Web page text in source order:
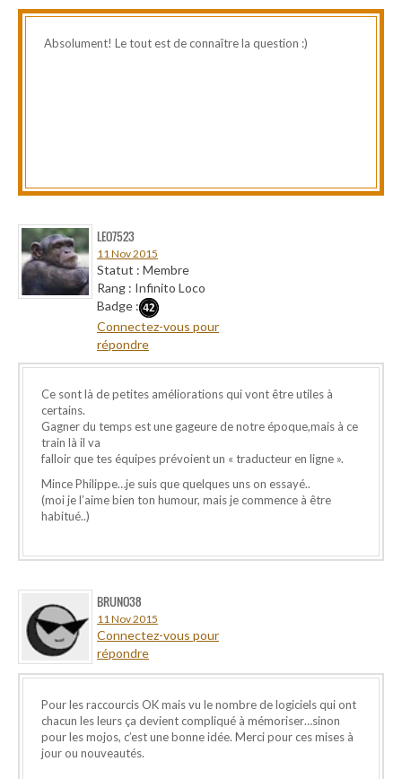
Absolument! Le tout est de connaître la question :)
LEO7523
11 Nov 2015
Statut : Membre
Rang : Infinito Loco
Badge :
Connectez-vous pour
répondre
Ce sont là de petites améliorations qui vont être utiles à
certains.
Gagner du temps est une gageure de notre époque,mais à ce
train là il va
falloir que tes équipes prévoient un « traducteur en ligne ».
Mince Philippe…je suis que quelques uns on essayé..
(moi je l’aime bien ton humour, mais je commence à être
habitué..)
BRUNO38
11 Nov 2015
Connectez-vous pour
répondre
Pour les raccourcis OK mais vu le nombre de logiciels qui ont
chacun les leurs ça devient compliqué à mémoriser…sinon
pour les mojos, c’est une bonne idée. Merci pour ces mises à
jour ou nouveautés.